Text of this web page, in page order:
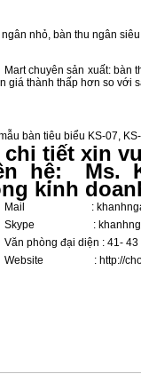
ngân nhỏ, bàn thu ngân
Martchuyên sản xuất: bàn
giá thành thấp hơn so với
bàn tiêu biểu KS-07,
chi tiết xin
hệ: Ms.
kinh
:
:
đại diện : 41- 43
: http://